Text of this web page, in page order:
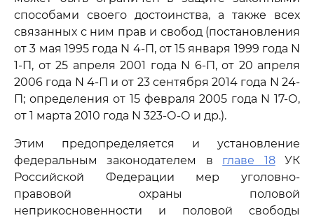
способами своего достоинства, а также всех
связанных с ним прав и свобод (постановления
от 3 мая 1995 года N 4-П, от 15 января 1999 года N
1-П, от 25 апреля 2001 года N 6-П, от 20 апреля
2006 года N 4-П и от 23 сентября 2014 года N 24-
П; определения от 15 февраля 2005 года N 17-О,
от 1 марта 2010 года N 323-О-О и др.).
Этим предопределяется и установление
федеральным законодателем в главе 18УК
Российской Федерации мер уголовно-
правовой охраны половой
неприкосновенности и половой свободы